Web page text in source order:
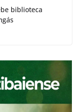
biblioteca